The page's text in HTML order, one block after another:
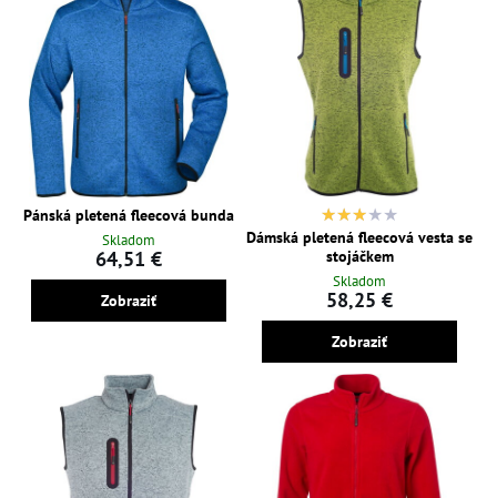
Pánská pletená fleecová bunda
Skladom
64,51 €
Zobraziť
Dámská pletená fleecová vesta se
stojáčkem
Skladom
58,25 €
Zobraziť